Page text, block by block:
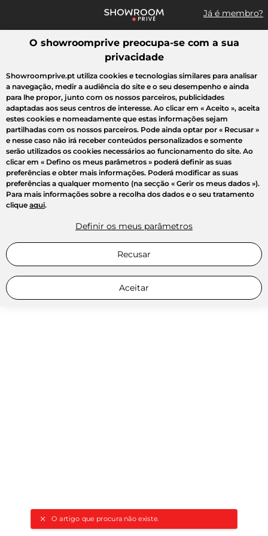
Já é membro?
Pesquisar uma marca, um artigo, uma venda...
O artigo que procura não existe.
Todas as vendas Moda Desporto Casa Criança Beleza
O showroomprive preocupa-se com a sua
privacidade
Showroomprive.pt utiliza cookies e tecnologias similares para analisar
a navegação, medir a audiência do site e o seu desempenho e ainda
para lhe propor, junto com os nossos parceiros, publicidades
adaptadas aos seus centros de interesse. Ao clicar em « Aceito », aceita
estes cookies e nomeadamente que estas informações sejam
partilhadas com os nossos parceiros. Pode ainda optar por « Recusar »
e nesse caso não irá receber conteúdos personalizados e somente
serão utilizados os cookies necessários ao funcionamento do site. Ao
clicar em « Defino os meus parâmetros » poderá definir as suas
preferências e obter mais informações. Poderá modificar as suas
preferências a qualquer momento (na secção « Gerir os meus dados »).
Para mais informações sobre a recolha dos dados e o seu tratamento
clique aqui.
Definir os meus parâmetros
Recusar
Aceitar